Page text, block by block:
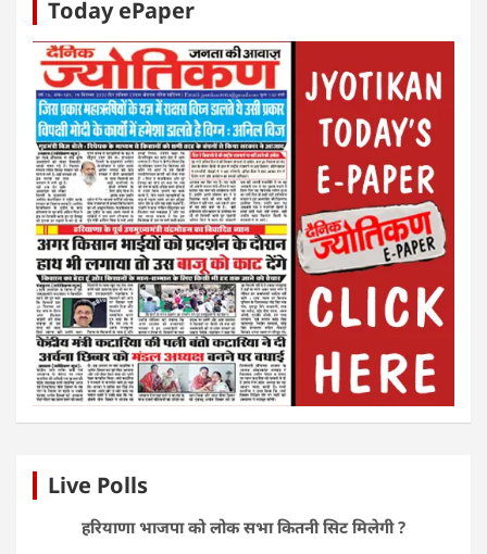
Today ePaper
Live Polls
हरियाणा भाजपा को लोक सभा कितनी सिट मिलेगी ?